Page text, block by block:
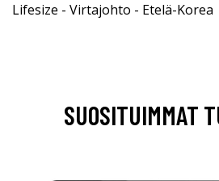
Lifesize - Virtajohto - Etelä-Korea
SUOSITUIMMAT